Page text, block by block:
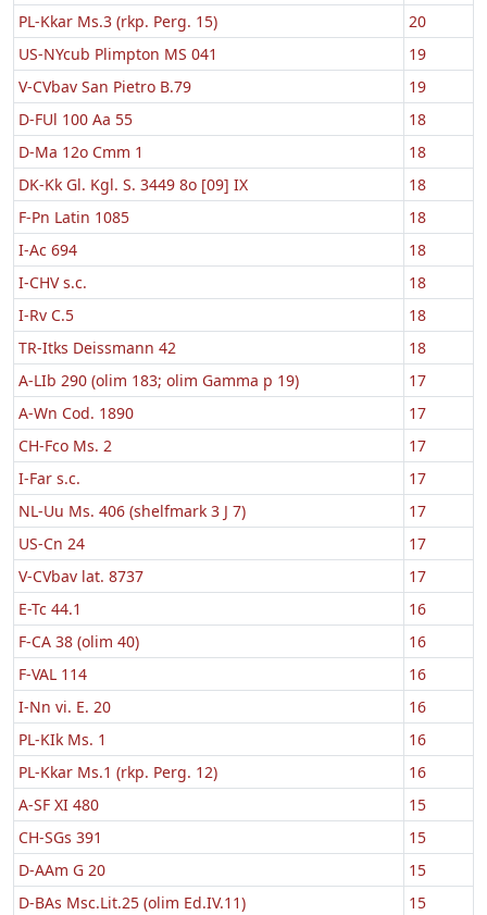
PL-Kkar Ms.3 (rkp. Perg. 15)
20
US-NYcub Plimpton MS 041
19
V-CVbav San Pietro B.79
19
D-FUl 100 Aa 55
18
D-Ma 12o Cmm 1
18
DK-Kk Gl. Kgl. S. 3449 8o [09] IX
18
F-Pn Latin 1085
18
I-Ac 694
18
I-CHV s.c.
18
I-Rv C.5
18
TR-Itks Deissmann 42
18
A-LIb 290 (olim 183; olim Gamma p 19)
17
A-Wn Cod. 1890
17
CH-Fco Ms. 2
17
I-Far s.c.
17
NL-Uu Ms. 406 (shelfmark 3 J 7)
17
US-Cn 24
17
V-CVbav lat. 8737
17
E-Tc 44.1
16
F-CA 38 (olim 40)
16
F-VAL 114
16
I-Nn vi. E. 20
16
PL-KIk Ms. 1
16
PL-Kkar Ms.1 (rkp. Perg. 12)
16
A-SF XI 480
15
CH-SGs 391
15
D-AAm G 20
15
D-BAs Msc.Lit.25 (olim Ed.IV.11)
15